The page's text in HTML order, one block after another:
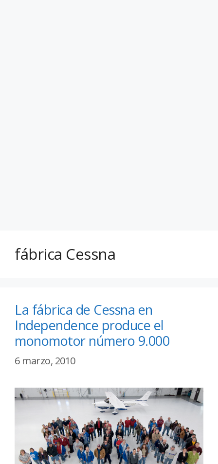
fábrica Cessna
La fábrica de Cessna en
Independence produce el
monomotor número 9.000
6 marzo, 2010